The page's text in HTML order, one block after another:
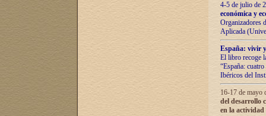
4-5 de julio de
económica y
Organizadores
Aplicada
España: vivir
El libro recoge
“España:
Ibéricos del
16-17 de mayo
del desarrollo
en la